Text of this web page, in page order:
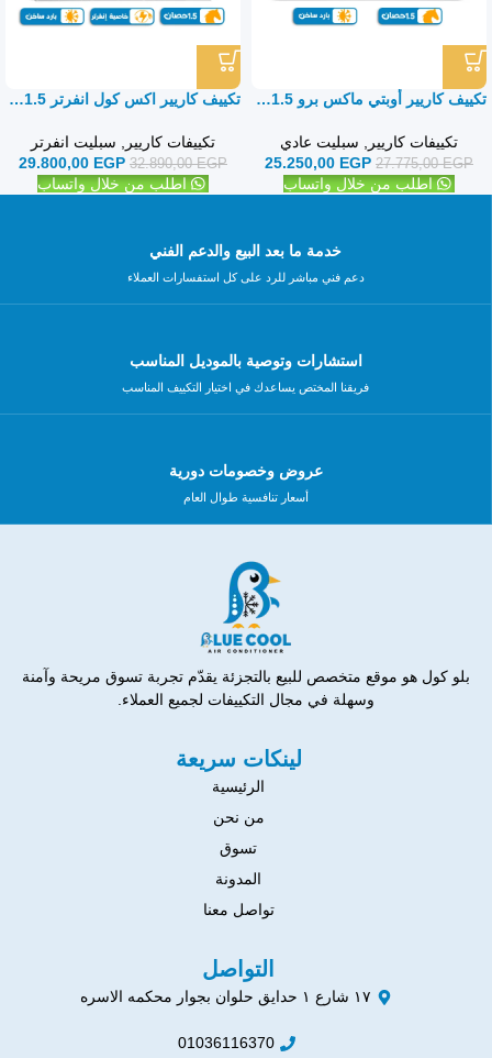
تكييف كاريير أوبتي ماكس برو 1.5حصان بارد ساخن – سبليت
تكييفات كاريير , سبليت عادي
27.775,00EGP
25.250,00 EGP
اطلب من خلال واتساب
تكييف كاريير اكس كول انفرتر 1.5حصان بارد ساخن – سبليت
تكييفات كاريير , سبليت انفرتر
32.890,00EGP
29.800,00 EGP
اطلب من خلال واتساب
خدمة ما بعد البيع والدعم الفني
دعم فني مباشر للرد على كل استفسارات العملاء
استشارات وتوصية بالموديل المناسب
فريقنا المختص يساعدك في اختيار التكييف المناسب
عروض وخصومات دورية
أسعار تنافسية طوال العام
بلو كول هو موقع متخصص للبيع بالتجزئة يقدّم تجربة تسوق مريحة وآمنة
وسهلة في مجال التكييفات لجميع العملاء.
لينكات سريعة
الرئيسية
من نحن
تسوق
المدونة
تواصل معنا
التواصل
١٧ شارع ١ حدايق حلوان بجوار محكمه الاسره
01036116370